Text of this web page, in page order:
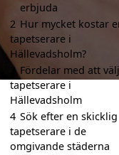
erbjuda
2 Hur mycket kostar
tapetserare i
Hällevadsholm?
3 Fördelar med att
tapetserare i
Hällevadsholm
4 Sök efter en skicklig
tapetserare i de
omgivande städerna